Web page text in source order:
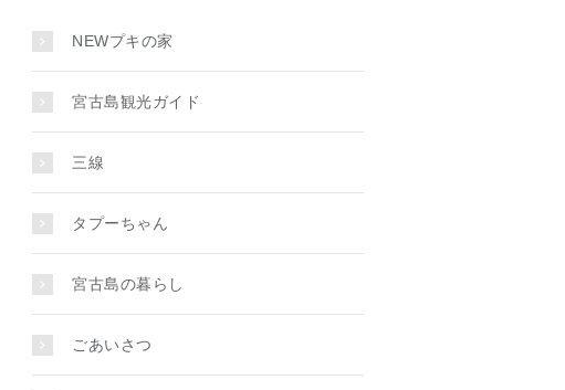
NEWプキの家
宮古島観光ガイド
三線
タプーちゃん
宮古島の暮らし
ごあいさつ